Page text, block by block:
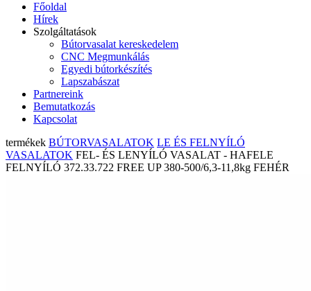
Főoldal
Hírek
Szolgáltatások
Bútorvasalat kereskedelem
CNC Megmunkálás
Egyedi bútorkészítés
Lapszabászat
Partnereink
Bemutatkozás
Kapcsolat
termékek BÚTORVASALATOK LE ÉS FELNYÍLÓ
VASALATOK FEL- ÉS LENYÍLÓ VASALAT - HAFELE
FELNYÍLÓ 372.33.722 FREE UP 380-500/6,3-11,8kg FEHÉR